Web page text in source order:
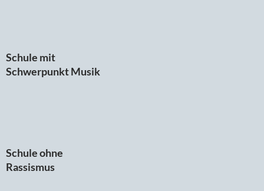
Schule mit
Schwerpunkt Musik
Schule ohne
Rassismus